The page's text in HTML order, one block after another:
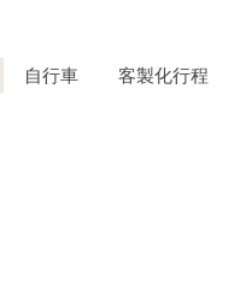
自行車 客製化行程